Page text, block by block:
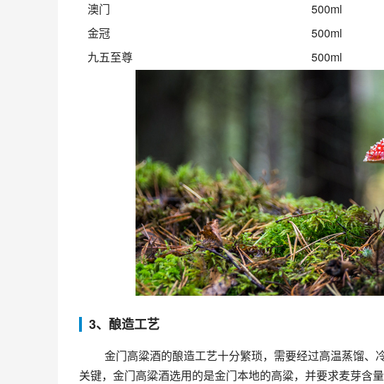
澳门
500ml
金冠
500ml
九五至尊
500ml
3、酿造工艺
关键，金门高粱酒选用的是金门本地的高粱，并要求麦芽含量